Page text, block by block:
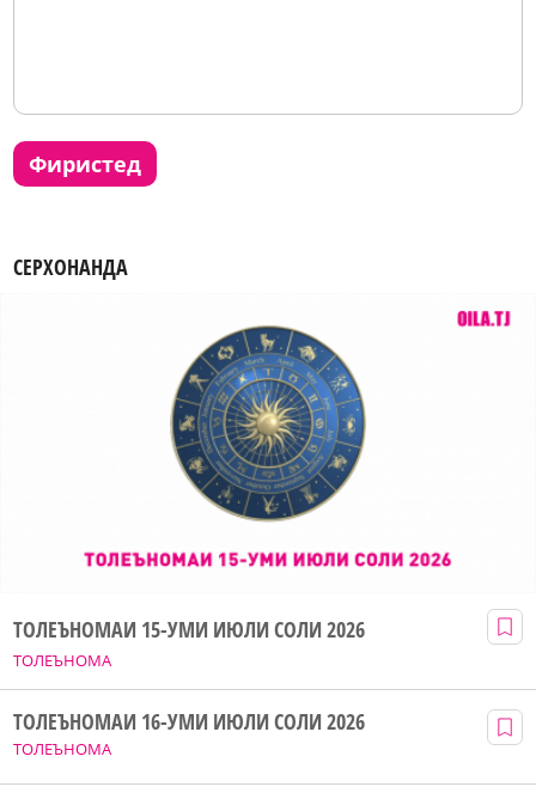
фиристед
СЕРХОНАНДА
ТОЛЕЪНОМА
ТОЛЕЪНОМАИ 15-УМИ ИЮЛИ СОЛИ 2026
ТОЛЕЪНОМА
ТОЛЕЪНОМАИ 16-УМИ ИЮЛИ СОЛИ 2026